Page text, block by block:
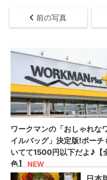
前の写真